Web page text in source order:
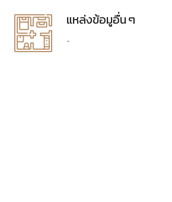
แหล่งข้อมูอื่น ๆ
-